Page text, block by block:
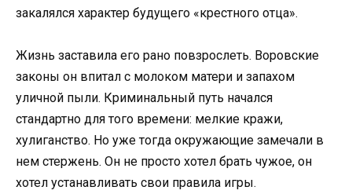
закалялся характер будущего «крестного отца».
Жизнь заставила его рано повзрослеть. Воровские
законы он впитал с молоком матери и запахом
уличной пыли. Криминальный путь начался
стандартно для того времени: мелкие кражи,
хулиганство. Но уже тогда окружающие замечали в
нем стержень. Он не просто хотел брать чужое, он
хотел устанавливать свои правила игры.